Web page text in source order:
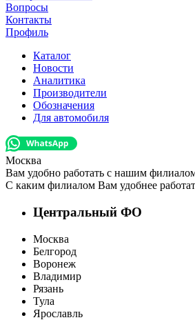
Вопросы
Контакты
Профиль
Каталог
Новости
Аналитика
Производители
Обозначения
Для автомобиля
Москва
Вам удобно работать с нашим
С каким филиалом Вам удобнее
Центральный ФО
Москва
Белгород
Воронеж
Владимир
Рязань
Тула
Ярославль